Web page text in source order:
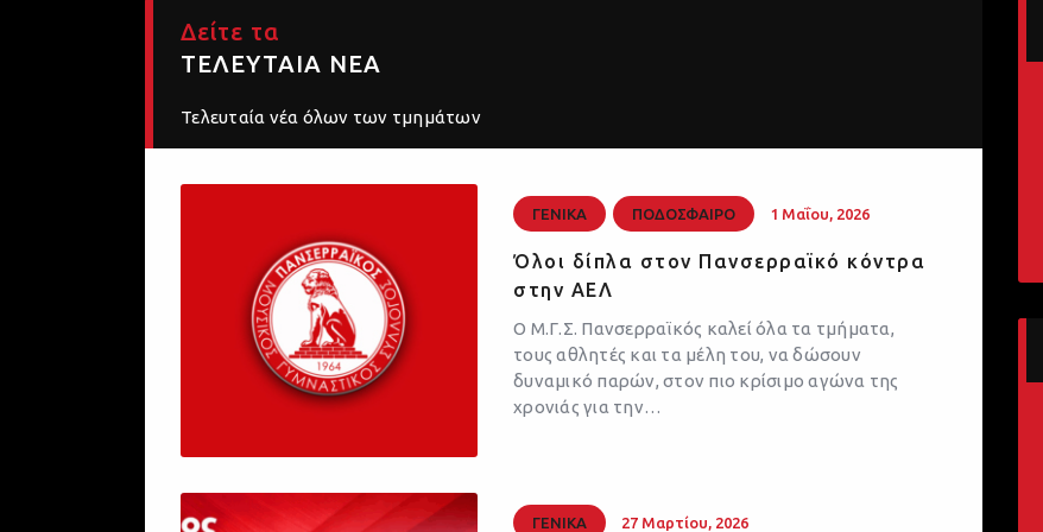
Δείτε τα
ΤΕΛΕΥΤΑΙΑ ΝΕΑ
Τελευταία νέα όλων των τμημάτων
ΓΕΝΙΚΑ ΠΟΔΟΣΦΑΙΡΟ 1 Μαΐου, 2026
Όλοι δίπλα στον Πανσερραϊκό κόντρα
στην ΑΕΛ
Ο Μ.Γ.Σ. Πανσερραϊκός καλεί όλα τα τμήματα,
τους αθλητές και τα μέλη του, να δώσουν
δυναμικό παρών, στον πιο κρίσιμο αγώνα της
χρονιάς για την…
ΓΕΝΙΚΑ 27 Μαρτίου, 2026